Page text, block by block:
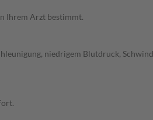
Ihrem Arzt bestimmt.
niedrigem Blutdruck,